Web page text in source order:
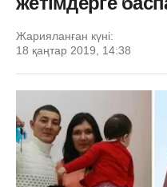
Жарияланған күні:
18 қаңтар 2019, 14:38